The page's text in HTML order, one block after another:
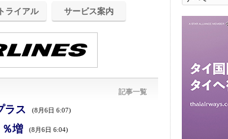
ライアル サービス案内
記事一覧
ラス (8月6日 6:07)
増 (8月6日 6:04)